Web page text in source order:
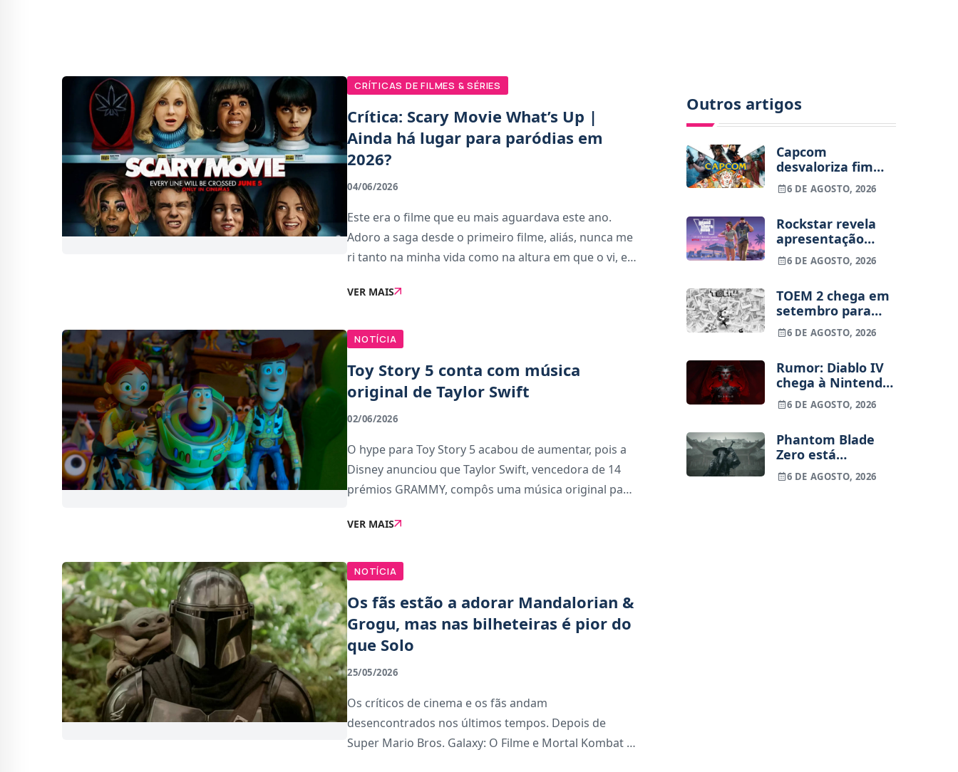
CRÍTICAS DE FILMES & SÉRIES
Crítica: Scary Movie What’s Up |
Ainda há lugar para paródias em
2026?
04/06/2026
Este era o filme que eu mais aguardava este ano.
Adoro a saga desde o primeiro filme, aliás, nunca me
ri tanto na minha vida como na altura em que o vi, e
quando soube que ia haver um sexto filme, co
VER MAIS
NOTÍCIA
Toy Story 5 conta com música
original de Taylor Swift
02/06/2026
O hype para Toy Story 5 acabou de aumentar, pois a
Disney anunciou que Taylor Swift, vencedora de 14
prémios GRAMMY, compôs uma música original para
nos cinemas de PortugalA canção, chamada &quot
VER MAIS
NOTÍCIA
Os fãs estão a adorar Mandalorian &
Grogu, mas nas bilheteiras é pior do
que Solo
25/05/2026
Os críticos de cinema e os fãs andam
desencontrados nos últimos tempos. Depois de
Super Mario Bros. Galaxy: O Filme e Mortal Kombat II,
Outros artigos
Capcom
desvaloriza fim
dos jogos físicos
na PlayStation
6 DE AGOSTO, 2026
Rockstar revela
apresentação
alargada de GTA
VI para 27 de
6 DE AGOSTO, 2026
TOEM 2 chega em
setembro para
PS5, Switch e PC
6 DE AGOSTO, 2026
Rumor: Diablo IV
chega à Nintendo
Switch 2 em
setembro e vai
um jogo novo
6 DE AGOSTO, 2026
Phantom Blade
Zero está
terminado, pré-
vendas começam
6 DE AGOSTO, 2026